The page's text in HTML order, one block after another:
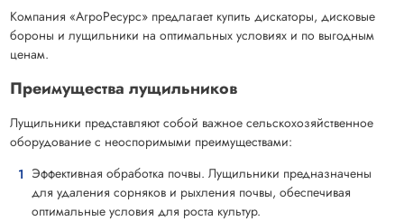
Компания «АгроРесурс» предлагает купить дискаторы, дисковые
бороны и лущильники на оптимальных условиях и по выгодным
ценам.
Преимущества лущильников
Лущильники представляют собой важное сельскохозяйственное
оборудование с неоспоримыми преимуществами:
Эффективная обработка почвы. Лущильники предназначены
для удаления сорняков и рыхления почвы, обеспечивая
оптимальные условия для роста культур.